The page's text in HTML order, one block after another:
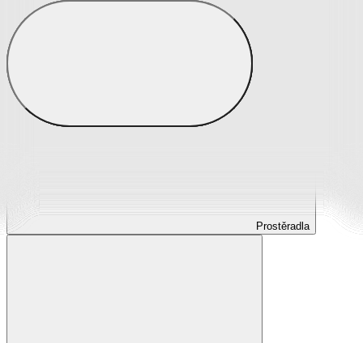
Prostěradla
Prostěradla